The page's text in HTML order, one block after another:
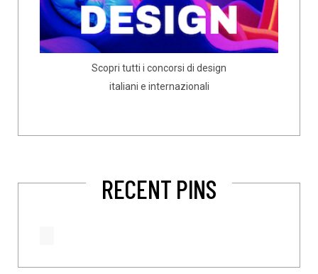
Scopri tutti i concorsi di design
italiani e internazionali
RECENT PINS